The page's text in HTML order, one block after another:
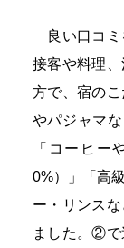
良い口コミ
接客や料理
方で、宿の
やパジャマ
「コーヒー
0%）」「高
ー・リンス
ました。②で